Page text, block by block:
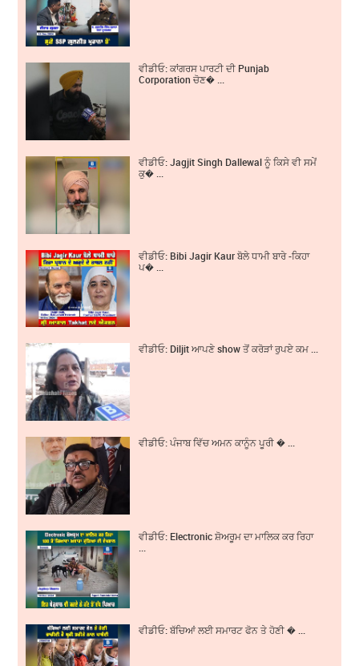
ਵੀਡੀਓ: ਕਾਂਗਰਸ ਪਾਰਟੀ ਦੀ Punjab
Corporation ਚੋਣ� ...
ਵੀਡੀਓ: Jagjit Singh Dallewal ਨੂੰ ਕਿਸੇ ਵੀ ਸਮੇਂ
ਕੁ� ...
ਵੀਡੀਓ: Bibi Jagir Kaur ਬੋਲੇ ਧਾਮੀ ਬਾਰੇ -ਕਿਹਾ
ਪ� ...
ਵੀਡੀਓ: Diljit ਆਪਣੇ show ਤੋਂ ਕਰੋੜਾਂ ਰੁਪਏ ਕਮ ...
ਵੀਡੀਓ: ਪੰਜਾਬ ਵਿੱਚ ਅਮਨ ਕਾਨੂੰਨ ਪੂਰੀ � ...
ਵੀਡੀਓ: Electronic ਸ਼ੋਅਰੂਮ ਦਾ ਮਾਲਿਕ ਕਰ ਰਿਹਾ
ਵੀਡੀਓ: ਬੱਚਿਆਂ ਲਈ ਸਮਾਰਟ ਫੋਨ ਤੇ ਹੋਣੀ � ...